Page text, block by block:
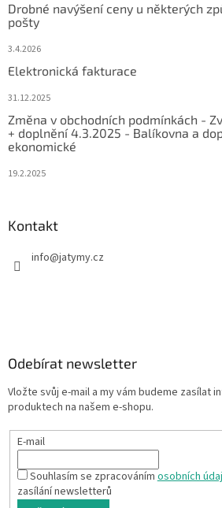
Drobné navýšení ceny u některých
pošty
3.4.2026
Elektronická fakturace
31.12.2025
Změna v obchodních podmínkách -
+ doplnění 4.3.2025 - Balíkovna a
ekonomické
19.2.2025
Kontakt
info@jatymy.cz
Odebírat newsletter
Vložte svůj e-mail a my vám budeme zasílat
produktech na našem e-shopu.
E-mail
Souhlasím se zpracovánímosobních
zasílání newsletterů